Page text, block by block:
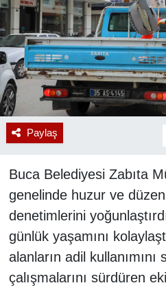
Paylaş
Buca Belediyesi Zabıta
genelinde huzur ve
denetimlerini
günlük yaşamını
alanların adil kullanımını
çalışmalarını sürdüren